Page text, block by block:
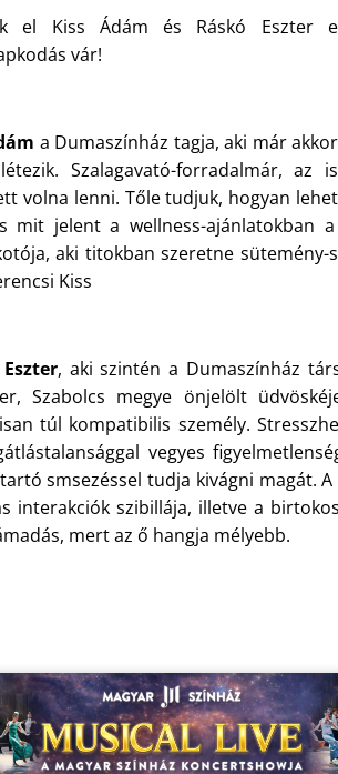
el Kiss Ádám és Ráskó Eszter
vár!
a Dumaszínház tagja, aki már
Szalagavató-forradalmár, az
volna lenni. Tőle tudjuk, hogyan
mit jelent a wellness-ajánlatokban
aki titokban szeretne
Kiss
, aki szintén a Dumaszínház
Szabolcs megye önjelölt
túl kompatibilis személy.
vegyes
smsezéssel tudja kivágni magát.
interakciók szibillája, illetve a
mert az ő hangja mélyebb.